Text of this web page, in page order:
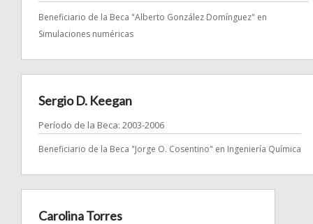
Beneficiario de la Beca "Alberto González Domínguez" en
Simulaciones numéricas
Sergio D. Keegan
Período de la Beca: 2003-2006
Beneficiario de la Beca "Jorge O. Cosentino" en Ingeniería Química
Carolina Torres